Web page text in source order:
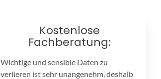
Kostenlose
Fachberatung:
Wichtige und sensible Daten zu
verlieren ist sehr unangenehm, deshalb